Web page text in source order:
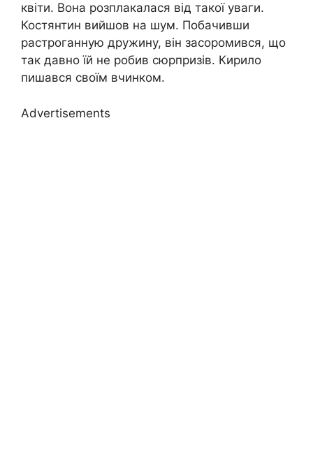
квіти. Вона розплакалася від такої уваги.
Костянтин вийшов на шум. Побачивши
растроганную дружину, він засоромився, що
так давно їй не робив сюрпризів. Кирило
пишався своїм вчинком.
Advertisements